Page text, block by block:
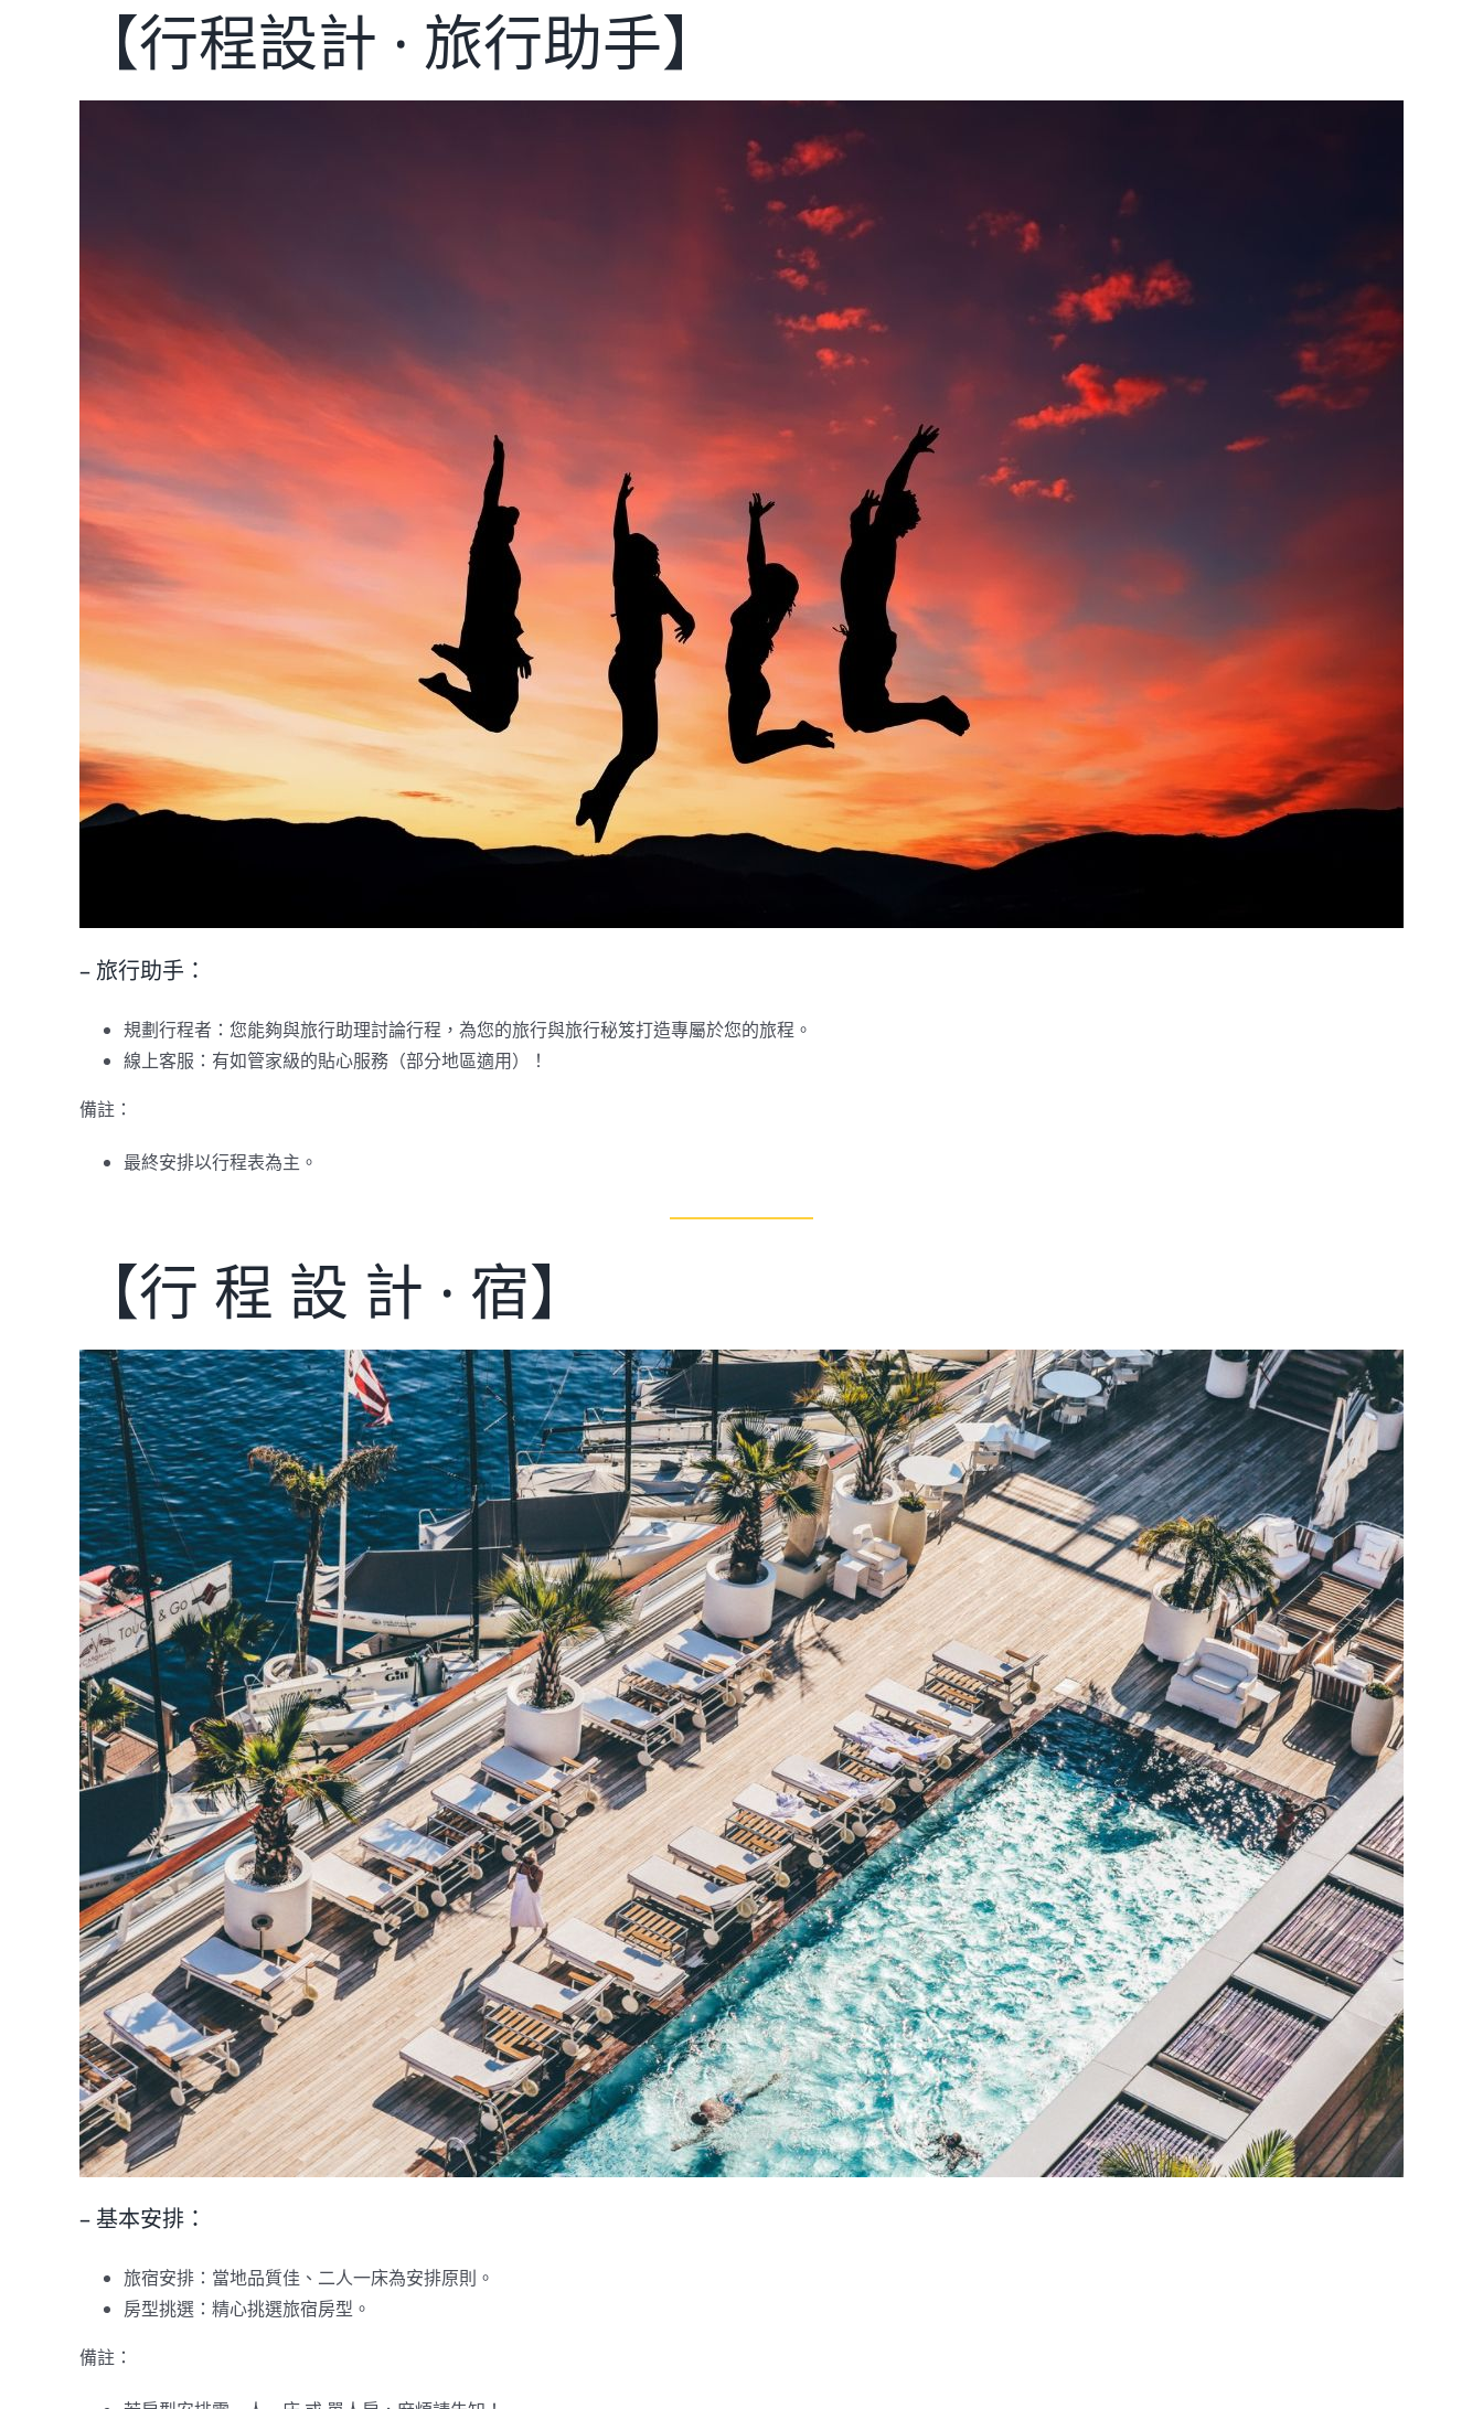
【行程設計 · 旅行助手】
– 旅行助手：
規劃行程者：您能夠與旅行助理討論行程，為您的旅行與旅行秘笈打造專屬於您的旅程。
線上客服：有如管家級的貼心服務（部分地區適用）！
備註：
最終安排以行程表為主。
【行 程 設 計 · 宿】
– 基本安排：
旅宿安排：當地品質佳、二人一床為安排原則。
房型挑選：精心挑選旅宿房型。
備註：